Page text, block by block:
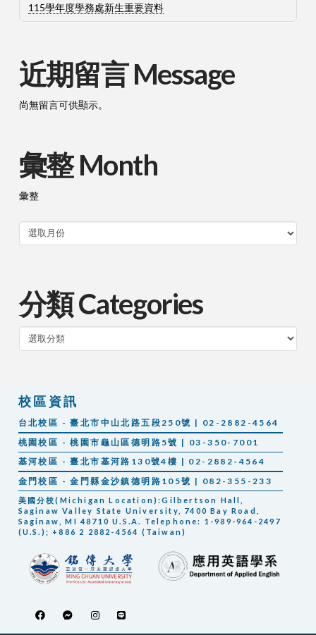
115學年度學務處新生重要資料
近期留言 Message
尚無留言可供顯示。
彙整 Month
彙整
分類 Categories
類
校區資訊
台北校區 - 臺北市中山北路五段250號 | 02-2882-4564
桃園校區 - 桃園市龜山區德明路5號 | 03-350-7001
基河校區 - 臺北市基河路130號4樓 | 02-2882-4564
金門校區 - 金門縣金沙鎮德明路105號 | 082-355-233
美國分校(Michigan Location):Gilbertson Hall,
Saginaw Valley State University, 7400 Bay Road,
Saginaw, MI 48710 U.S.A. Telephone: 1-989-964-2497
(U.S.); +886 2 2882-4564 (Taiwan)